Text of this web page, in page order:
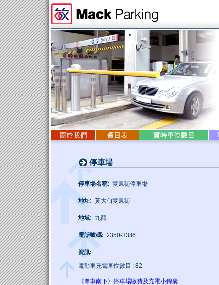
停車場
停車場名稱: 雙鳳街停車場
地址: 黃大仙雙鳳街
地域: 九龍
電話號碼: 2350-3386
資訊:
電動車充電車位數目 : 82
《粵車南下》停車場繳費及充電小錦囊